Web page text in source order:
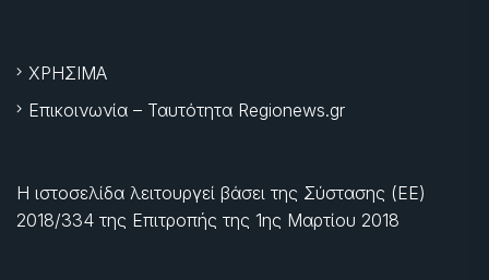
ΧΡΗΣΙΜΑ
Επικοινωνία – Ταυτότητα Regionews.gr
Η ιστοσελίδα λειτουργεί βάσει της Σύστασης (ΕΕ)
2018/334 της Επιτροπής της 1ης Μαρτίου 2018